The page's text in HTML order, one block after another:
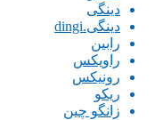
دینگی
دینگی.dingi
رابین
راویکس
رونیکس
ریکو
زانگو چین